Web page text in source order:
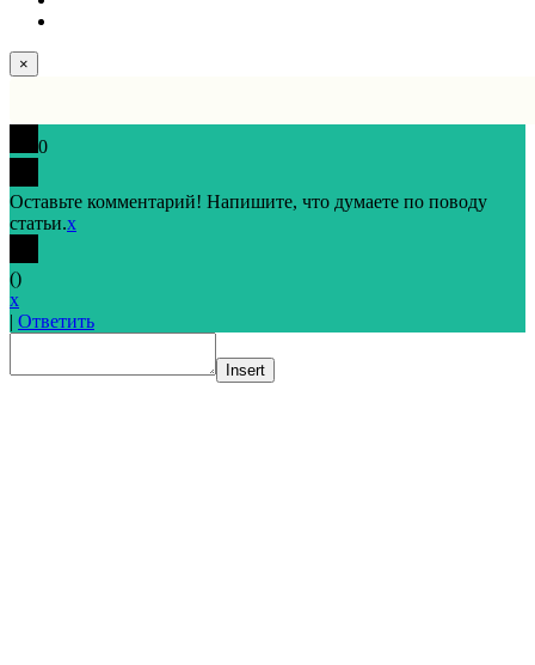
×
0
Оставьте комментарий! Напишите, что думаете по поводу
статьи.x
()
x
| Ответить
Insert